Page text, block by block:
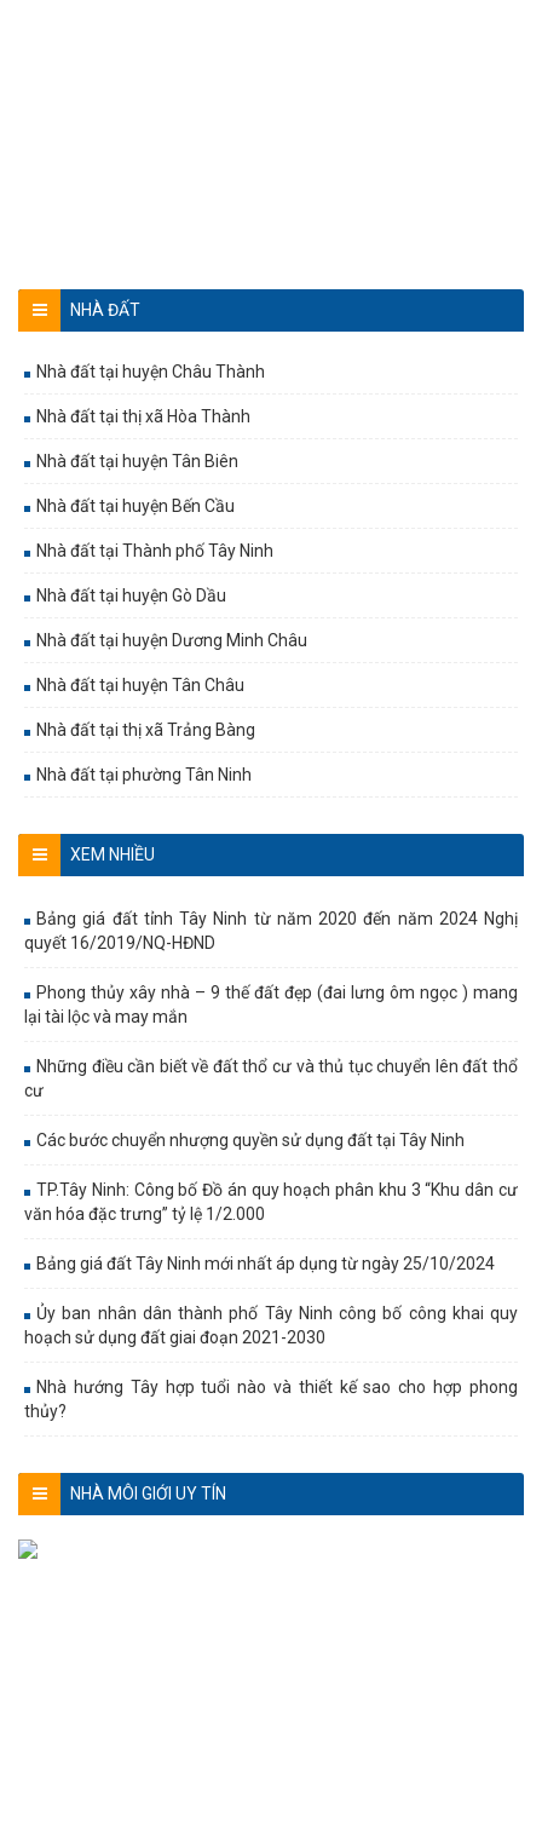
NHÀ ĐẤT
Nhà đất tại huyện Châu Thành
Nhà đất tại thị xã Hòa Thành
Nhà đất tại huyện Tân Biên
Nhà đất tại huyện Bến Cầu
Nhà đất tại Thành phố Tây Ninh
Nhà đất tại huyện Gò Dầu
Nhà đất tại huyện Dương Minh Châu
Nhà đất tại huyện Tân Châu
Nhà đất tại thị xã Trảng Bàng
Nhà đất tại phường Tân Ninh
XEM NHIỀU
Bảng giá đất tỉnh Tây Ninh từ năm 2020 đến năm 2024 Nghị
quyết 16/2019/NQ-HĐND
Phong thủy xây nhà – 9 thế đất đẹp (đai lưng ôm ngọc ) mang
lại tài lộc và may mắn
Những điều cần biết về đất thổ cư và thủ tục chuyển lên đất thổ
cư
Các bước chuyển nhượng quyền sử dụng đất tại Tây Ninh
TP.Tây Ninh: Công bố Đồ án quy hoạch phân khu 3 “Khu dân cư
văn hóa đặc trưng” tỷ lệ 1/2.000
Bảng giá đất Tây Ninh mới nhất áp dụng từ ngày 25/10/2024
Ủy ban nhân dân thành phố Tây Ninh công bố công khai quy
hoạch sử dụng đất giai đoạn 2021-2030
Nhà hướng Tây hợp tuổi nào và thiết kế sao cho hợp phong
thủy?
NHÀ MÔI GIỚI UY TÍN